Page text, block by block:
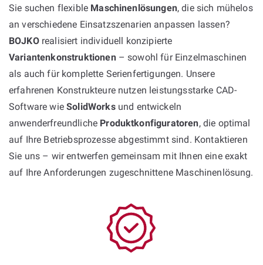
Sie suchen flexible Maschinenlösungen, die sich mühelos
an verschiedene Einsatzszenarien anpassen lassen?
BOJKOrealisiert individuell konzipierte
Variantenkonstruktionen– sowohl für Einzelmaschinen
als auch für komplette Serienfertigungen. Unsere
erfahrenen Konstrukteure nutzen leistungsstarke CAD-
Software wieSolidWorksund entwickeln
anwenderfreundliche Produktkonfiguratoren, die optimal
auf Ihre Betriebsprozesse abgestimmt sind. Kontaktieren
Sie uns – wir entwerfen gemeinsam mit Ihnen eine exakt
auf Ihre Anforderungen zugeschnittene Maschinenlösung.